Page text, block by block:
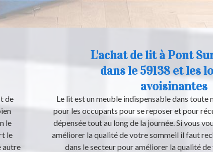
de
le
le
autre
L'achat de lit à Pont
dans le 59138 et les
avoisinantes
Le lit est un meuble indispensable dans toute
pour les occupants pour se reposer et pour
dépensée tout au long de la journée. Si vous
améliorer la qualité de votre sommeil il faut
dans le secteur pour améliorer la qualité